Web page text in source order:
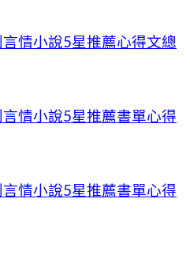
言情小說5星推薦心得文總
情小說5星推薦書單心得
言情小說5星推薦書單心得